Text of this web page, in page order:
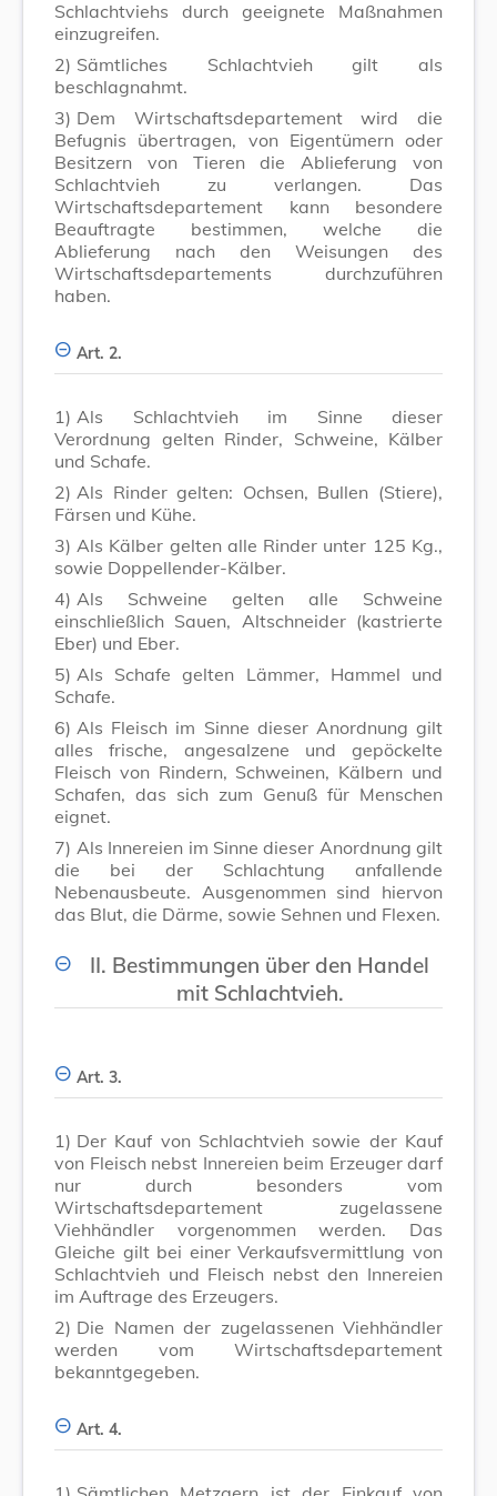
Schlachtviehs durch geeignete Maßnahmen
einzugreifen.
2) Sämtliches Schlachtvieh gilt als
beschlagnahmt.
3) Dem Wirtschaftsdepartement wird die
Befugnis übertragen, von Eigentümern oder
Besitzern von Tieren die Ablieferung von
Schlachtvieh zu verlangen. Das
Wirtschaftsdepartement kann besondere
Beauftragte bestimmen, welche die
Ablieferung nach den Weisungen des
Wirtschaftsdepartements durchzuführen
haben.
Art. 2.
1) Als Schlachtvieh im Sinne dieser
Verordnung gelten Rinder, Schweine, Kälber
und Schafe.
2) Als Rinder gelten: Ochsen, Bullen (Stiere),
Färsen und Kühe.
3) Als Kälber gelten alle Rinder unter 125 Kg.,
sowie Doppellender-Kälber.
4) Als Schweine gelten alle Schweine
einschließlich Sauen, Altschneider (kastrierte
Eber) und Eber.
5) Als Schafe gelten Lämmer, Hammel und
Schafe.
6) Als Fleisch im Sinne dieser Anordnung gilt
alles frische, angesalzene und gepöckelte
Fleisch von Rindern, Schweinen, Kälbern und
Schafen, das sich zum Genuß für Menschen
eignet.
7) Als Innereien im Sinne dieser Anordnung gilt
die bei der Schlachtung anfallende
Nebenausbeute. Ausgenommen sind hiervon
das Blut, die Därme, sowie Sehnen und Flexen.
II. Bestimmungen über den Handel
mit Schlachtvieh.
Art. 3.
1) Der Kauf von Schlachtvieh sowie der Kauf
von Fleisch nebst Innereien beim Erzeuger darf
nur durch besonders vom
Wirtschaftsdepartement zugelassene
Viehhändler vorgenommen werden. Das
Gleiche gilt bei einer Verkaufsvermittlung von
Schlachtvieh und Fleisch nebst den Innereien
im Auftrage des Erzeugers.
2) Die Namen der zugelassenen Viehhändler
werden vom Wirtschaftsdepartement
bekanntgegeben.
Art. 4.